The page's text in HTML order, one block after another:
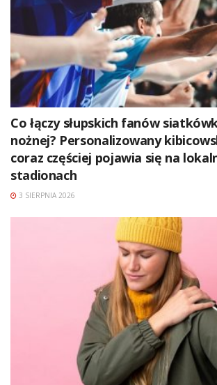
Co łączy słupskich fanów
nożnej? Personalizowany
coraz częściej pojawia się na
stadionach
3 SIERPNIA 2026